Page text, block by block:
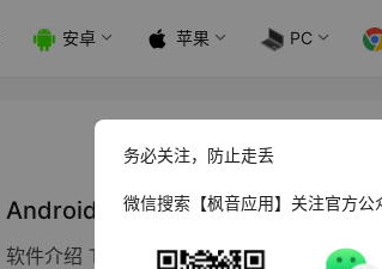
安卓 苹果 PC
Android Tabata 高强度间歇性训
软件介绍 Tabata是一种由日本科学家田畑
务必关注，防止走丢
微信搜索【枫音应用】关注官方